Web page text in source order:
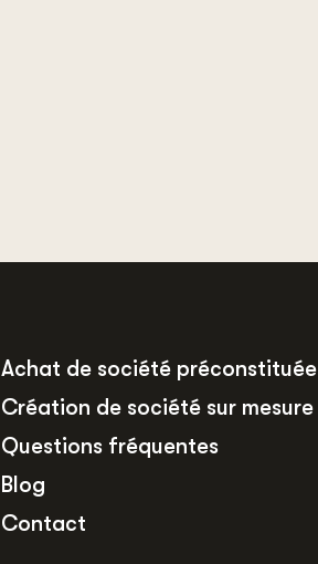
Achat de société préconstituée
Création de société sur mesure
Questions fréquentes
Blog
Contact